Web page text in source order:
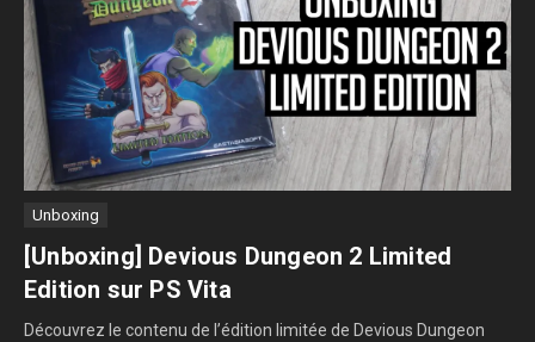
Unboxing
[Unboxing] Devious Dungeon 2 Limited
Edition sur PS Vita
Découvrez le contenu de l’édition limitée de Devious Dungeon